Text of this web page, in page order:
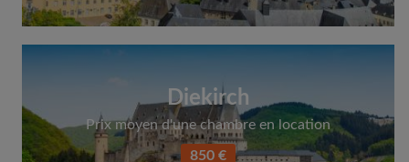
Diekirch
Prix moyen d'une chambre en location
850 €